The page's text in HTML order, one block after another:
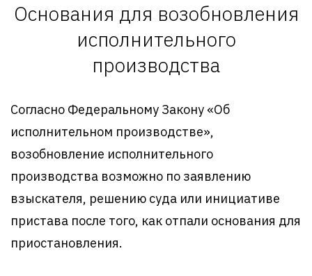
Основания для возобновления
исполнительного
производства
Согласно Федеральному Закону «Об
исполнительном производстве»,
возобновление исполнительного
производства возможно по заявлению
взыскателя, решению суда или инициативе
пристава после того, как отпали основания для
приостановления.